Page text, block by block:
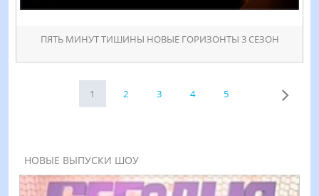
ПЯТЬ МИНУТ ТИШИНЫ НОВЫЕ ГОРИЗОНТЫ 3 СЕЗОН
1 2 3 4 5
НОВЫЕ ВЫПУСКИ ШОУ